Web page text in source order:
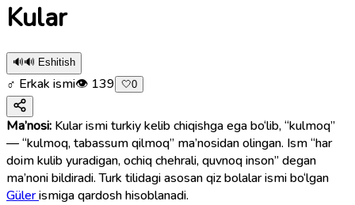
Kular
🔊🔊 Eshitish
♂ Erkak ismi👁 139 🤍0
Ma’nosi: Kular ismi turkiy kelib chiqishga ega bo‘lib, “kulmoq”
— “kulmoq, tabassum qilmoq” ma’nosidan olingan. Ism “har
doim kulib yuradigan, ochiq chehrali, quvnoq inson” degan
ma’noni bildiradi. Turk tilidagi asosan qiz bolalar ismi bo‘lgan
Gülerismiga qardosh hisoblanadi.